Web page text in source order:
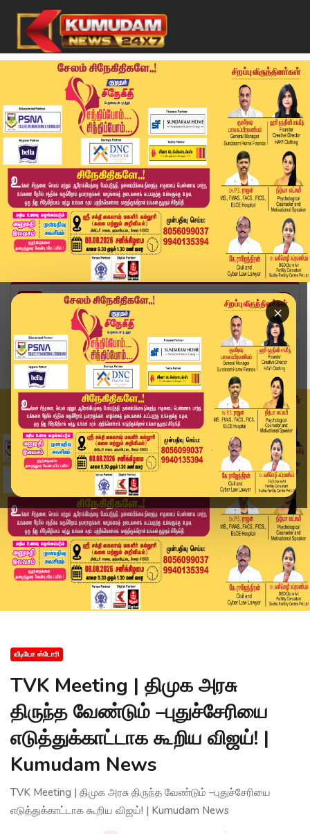
×
Home
வீடியோ ஸ்டோரி
TVK Meeting | திமுக அரசு திருந்த வேண்டும் –புது...
வீடியோ ஸ்டோரி
TVK Meeting | திமுக அரசு
திருந்த வேண்டும் –புதுச்சேரியை
எடுத்துக்காட்டாக கூறிய விஜய்! |
Kumudam News
TVK Meeting | திமுக அரசு திருந்த வேண்டும் –புதுச்சேரியை
எடுத்துக்காட்டாக கூறிய விஜய்! | Kumudam News